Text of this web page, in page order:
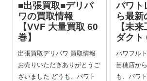
■出張買取■デリパ
ワの買取情報
【VVF 大量買取 60
巻】
出張買取デリパワ 買取情報
お売りいただきありがとうご
ざいました どうも、パワト
パワト
ら最新
【未
ダクト
パワフル
苗穂店か
も、パワ